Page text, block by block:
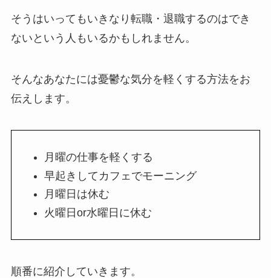
そうはいってもいきなり転職・退職するのはでき
ないという人もいるかもしれません。
そんなあなたには憂鬱な気分を軽くする方法をお
伝えします。
月曜の仕事を軽くする
早起きしてカフェでモーニング
月曜日は休む
火曜日or水曜日に休む
順番に紹介していきます。